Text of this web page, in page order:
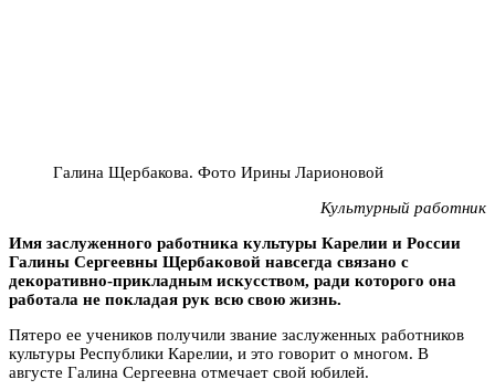
Галина Щербакова. Фото Ирины Ларионовой
Культурный работник
Имя заслуженного работника культуры Карелии и России
Галины Сергеевны Щербаковой навсегда связано с
декоративно-прикладным искусством, ради которого она
работала не покладая рук всю свою жизнь.
Пятеро ее учеников получили звание заслуженных работников
культуры Республики Карелии, и это говорит о многом. В
августе Галина Сергеевна отмечает свой юбилей.